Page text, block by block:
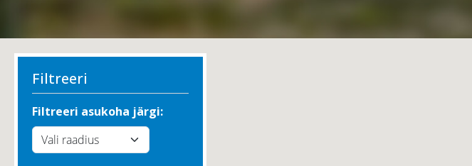
Filtreeri
Filtreeri asukoha järgi: